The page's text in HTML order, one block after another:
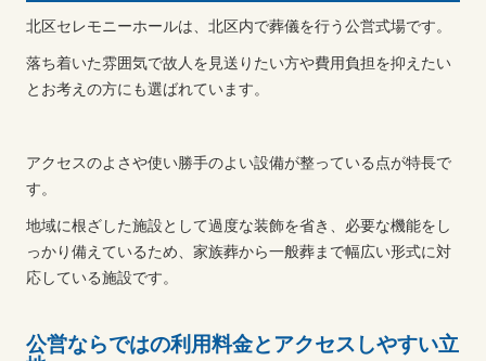
北区セレモニーホールは、北区内で葬儀を行う公営式場です。
落ち着いた雰囲気で故人を見送りたい方や費用負担を抑えたい
とお考えの方にも選ばれています。
アクセスのよさや使い勝手のよい設備が整っている点が特長で
す。
地域に根ざした施設として過度な装飾を省き、必要な機能をし
っかり備えているため、家族葬から一般葬まで幅広い形式に対
応している施設です。
公営ならではの利用料金とアクセスしやすい立